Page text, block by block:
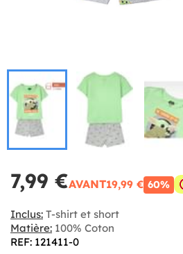
7,99 €AVANT19,99 € 60%
Inclus: T-shirt et short
Matière: 100% Coton
REF: 121411-0